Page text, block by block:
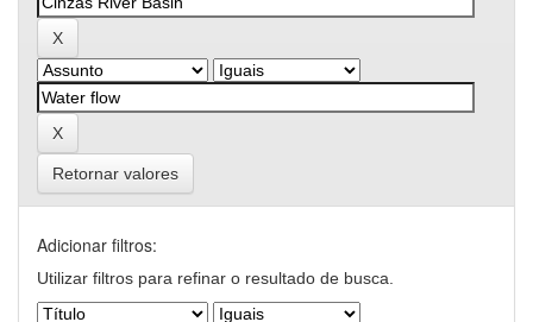
Retornar valores
Adicionar filtros:
Utilizar filtros para refinar o resultado de busca.